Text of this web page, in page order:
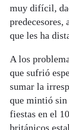
muy difícil,
predecesores,
que les ha
A los
que sufrió
sumar la
que mintió sin
fiestas en el
británicos